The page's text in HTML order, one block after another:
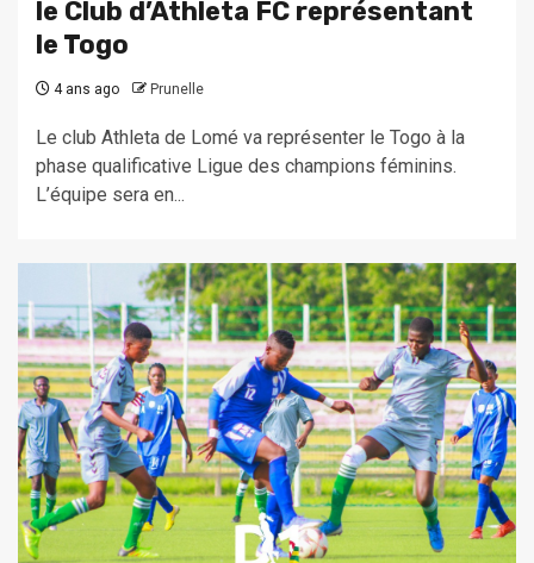
le Club d’Athleta FC représentant
le Togo
4 ans ago Prunelle
Le club Athleta de Lomé va représenter le Togo à la
phase qualificative Ligue des champions féminins.
L’équipe sera en...